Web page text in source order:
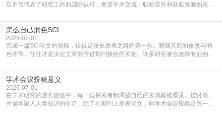
它不仅代表了研究工作的国际认可，更是学术交流、职称晋升和获取资源的关键
战与困惑。从选题立意到投稿回应，每一步都需要精心的策略与扎实的工作。本
篇AEIC学术交流中心小编就为大家介绍“发SCI文章”。一、精准定位是成功的第
一步发表SCI文章，首要解决的问题是“投
怎么自己润色SCI
2026-07-01
完成一篇SCI论文的初稿，仅仅是漫长发表之路的第一步。紧随其后的修改与润
色环节，往往才是决定文章能否被期刊接收的关键。许多研究者会选择专业的语
质量，更能在此过程中深化对学术写作的理解。如何系统、高效地打磨自己的论
文，使其在语言和学术表达上更符合国际期刊的要求，是每位研究者值得投入学
习的技能。本篇AEIC学术交流中心小编就为大家介
学术会议投稿意义
2026-07-01
在学术研究的漫长旅途中，每一位探索者都渴望自己的发现能被看见、被讨论、
并最终融入人类知识的星河。除了在期刊上发表论文，向学术会议投稿是另一个